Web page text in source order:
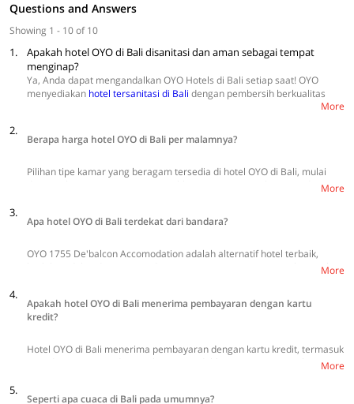
Questions and Answers
Showing 1 - 10 of 10
1.
Apakah hotel OYO di Bali disanitasi dan aman sebagai tempat
menginap?
Ya, Anda dapat mengandalkan OYO Hotels di Bali setiap saat! OYO
menyediakan hotel tersanitasi di Bali dengan pembersih berkualitas
meminimalisir sentuhan, dan pemeriksaan suhu secara harian.
More
2.
Berapa harga hotel OYO di Bali per malamnya?
Pilihan tipe kamar yang beragam tersedia di hotel OYO di Bali, mulai
Rp622.143 (harga tertinggi weekday). Menginap nyaman dengan hemat
More
3.
Apa hotel OYO di Bali terdekat dari bandara?
OYO 1755 De'balcon Accomodation adalah alternatif hotel terbaik,
berlokasi dekat dengan Bandara Husein Sastranegara yang berjarakMore
4.
Apakah hotel OYO di Bali menerima pembayaran dengan kartu
kredit?
Hotel OYO di Bali menerima pembayaran dengan kartu kredit, termasuk
More
5.
Seperti apa cuaca di Bali pada umumnya?